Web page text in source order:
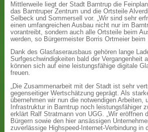
Mittlerweile liegt der Stadt Barntrup die
das Barntruper Zentrum und die Ortsteile
Selbeck und Sommersell vor. „Wir sind sehr
einen umfangreichen Ausbau nicht nur im
vorantreibt, sondern auch alle Ortsteile beim
werden, so Bürgermeister Borris Ortmeier beim
Dank des Glasfaserausbaus gehören lange
Surfgeschwindigkeiten bald der Vergangenheit
können sich auf eine leistungsfähige digitale
freuen.
„Die Zusammenarbeit mit der Stadt ist sehr
gegenseitiger Wertschätzung geprägt. Als
übernehmen wir nun die notwendigen Arbeiten,
Infrastruktur in Barntrup noch leistungsfähiger
erklärt Ralf Stratmann von UGG. „Wir eröffnen
Bürgern sowie den hier ansässigen
zuverlässige Highspeed-Internet-Verbindung in